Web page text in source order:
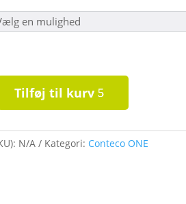
Tilføj til kurv
N/A Kategori: Conteco ONE